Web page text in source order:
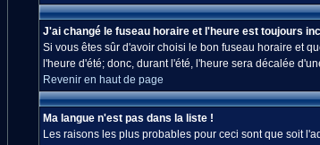
J'ai changé le fuseau horaire et l'heure est toujours
Si vous êtes sûr d'avoir choisi le bon fuseau horaire et
l'heure d'été; donc, durant l'été, l'heure sera décalée
Revenir en haut de page
Ma langue n'est pas dans la liste !
Les raisons les plus probables pour ceci sont que soit